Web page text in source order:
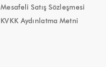
Mesafeli Satış Sözleşmesi
KVKK Aydınlatma Metni